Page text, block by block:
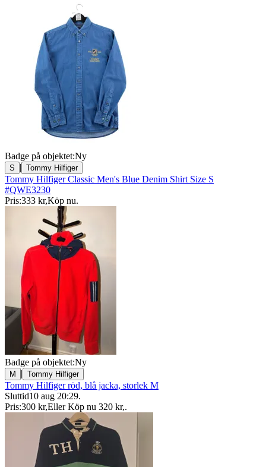
Badge på objektet:Ny
S | Tommy Hilfiger
Tommy Hilfiger Classic Men's Blue Denim Shirt Size S
#QWE3230
Pris:333 kr,Köp nu.
Badge på objektet:Ny
M | Tommy Hilfiger
Tommy Hilfiger röd, blå jacka, storlek M
Sluttid10 aug 20:29.
Pris:300 kr,Eller Köp nu 320 kr,.